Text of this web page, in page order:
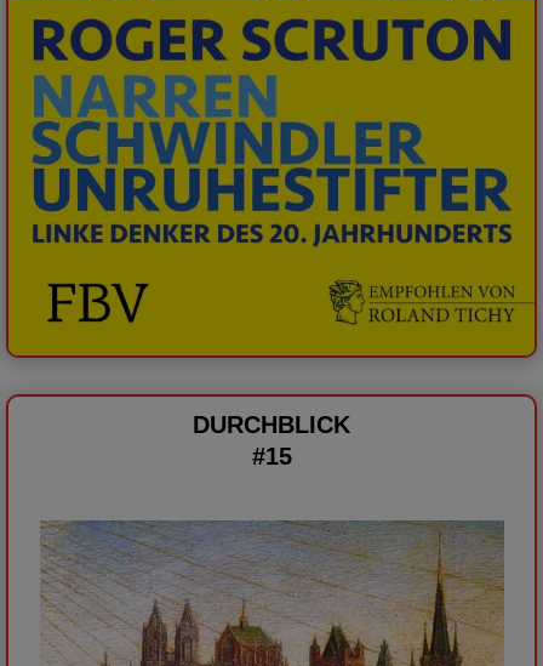
DURCHBLICK
#15